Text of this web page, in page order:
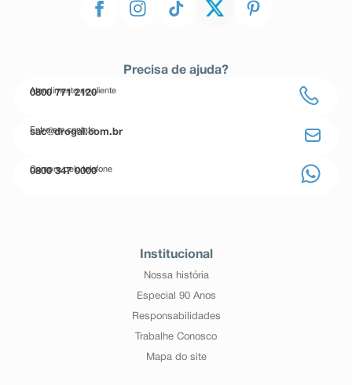
Precisa de ajuda?
Atendimento ao cliente
0800 771 2120
Entre em contato
sac@drogal.com.br
Compre pelo telefone
0800 347 0000
Institucional
Nossa história
Especial 90 Anos
Responsabilidades
Trabalhe Conosco
Mapa do site